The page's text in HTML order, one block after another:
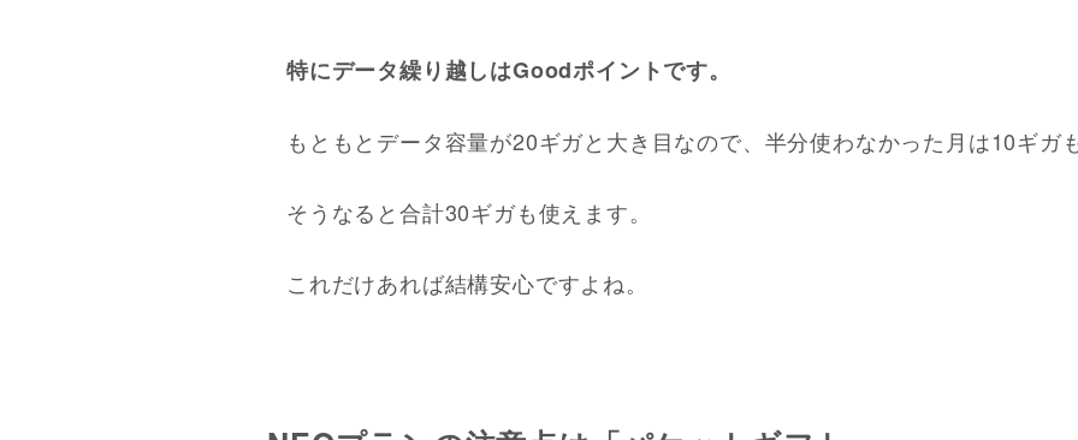
特にデータ繰り越しはGoodポイントです。
もともとデータ容量が20ギガと大き目なので、半分使わなかった月は10ギガ
そうなると合計30ギガも使えます。
これだけあれば結構安心ですよね。